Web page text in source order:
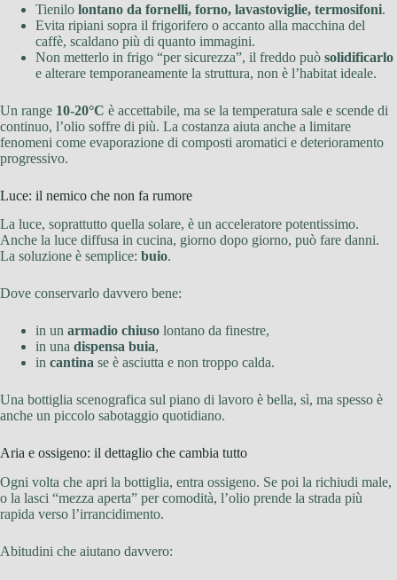
Tienilo lontano da fornelli, forno, lavastoviglie, termosifoni.
Evita ripiani sopra il frigorifero o accanto alla macchina del
caffè, scaldano più di quanto immagini.
Non metterlo in frigo “per sicurezza”, il freddo può solidificarlo
e alterare temporaneamente la struttura, non è l’habitat ideale.
Un range 10-20°C è accettabile, ma se la temperatura sale e scende di
continuo, l’olio soffre di più. La costanza aiuta anche a limitare
fenomeni come evaporazione di composti aromatici e deterioramento
progressivo.
Luce: il nemico che non fa rumore
La luce, soprattutto quella solare, è un acceleratore potentissimo.
Anche la luce diffusa in cucina, giorno dopo giorno, può fare danni.
La soluzione è semplice: buio.
Dove conservarlo davvero bene:
in un armadio chiuso lontano da finestre,
in una dispensa buia,
in cantina se è asciutta e non troppo calda.
Una bottiglia scenografica sul piano di lavoro è bella, sì, ma spesso è
anche un piccolo sabotaggio quotidiano.
Aria e ossigeno: il dettaglio che cambia tutto
Ogni volta che apri la bottiglia, entra ossigeno. Se poi la richiudi male,
o la lasci “mezza aperta” per comodità, l’olio prende la strada più
rapida verso l’irrancidimento.
Abitudini che aiutano davvero: